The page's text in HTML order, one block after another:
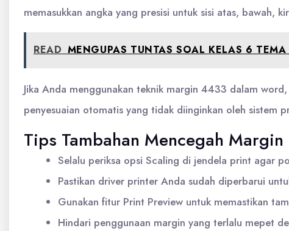
memasukkan angka yang presisi untuk sisi atas, bawah,
READ MENGUPAS TUNTAS SOAL KELAS 6
Jika Anda menggunakan teknik margin 4433 dalam
penyesuaian otomatis yang tidak diinginkan oleh sistem
Tips Tambahan Mencegah
Selalu periksa opsi Scaling di jendela print agar
Pastikan driver printer Anda sudah diperbarui
Gunakan fitur Print Preview untuk memastikan
Hindari penggunaan margin yang terlalu mepet